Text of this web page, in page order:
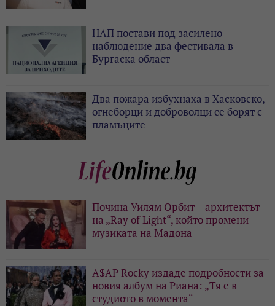
НАП постави под засилено
наблюдение два фестивала в
Бургаска област
Два пожара избухнаха в Хасковско,
огнеборци и доброволци се борят с
пламъците
Почина Уилям Орбит – архитектът
на „Ray of Light“, който промени
музиката на Мадона
A$AP Rocky издаде подробности за
новия албум на Риана: „Тя е в
студиото в момента“